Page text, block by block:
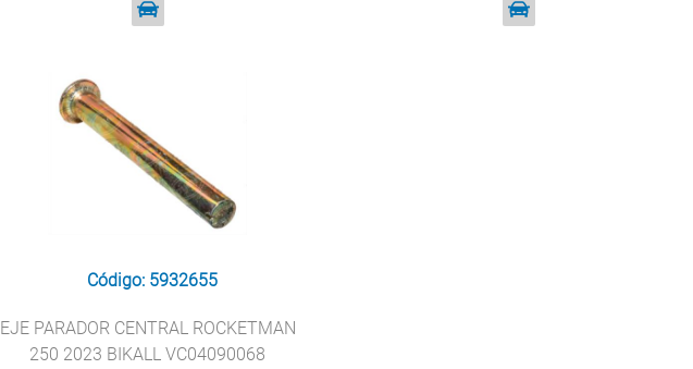
Código: 5932655
EJE PARADOR CENTRAL ROCKETMAN
250 2023 BIKALL VC04090068